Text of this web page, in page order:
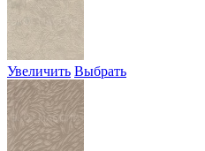
Увеличить Выбрать